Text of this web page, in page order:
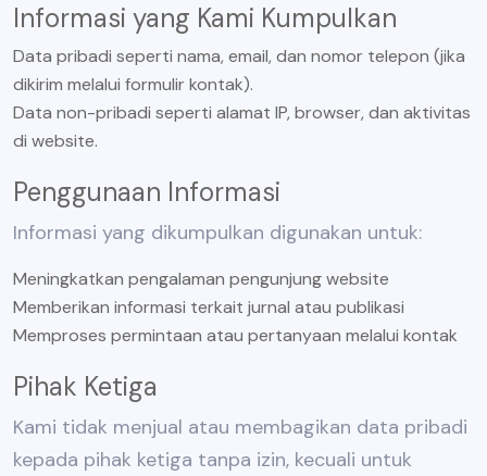
Informasi yang Kami Kumpulkan
Data pribadi seperti nama, email, dan nomor telepon (jika
dikirim melalui formulir kontak).
Data non-pribadi seperti alamat IP, browser, dan aktivitas
di website.
Penggunaan Informasi
Informasi yang dikumpulkan digunakan untuk:
Meningkatkan pengalaman pengunjung website
Memberikan informasi terkait jurnal atau publikasi
Memproses permintaan atau pertanyaan melalui kontak
Pihak Ketiga
Kami tidak menjual atau membagikan data pribadi
kepada pihak ketiga tanpa izin, kecuali untuk